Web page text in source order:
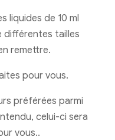
liquides de 10 ml
différentes tailles
remettre.
pour vous.
préférées parmi
celui-ci sera
vous..